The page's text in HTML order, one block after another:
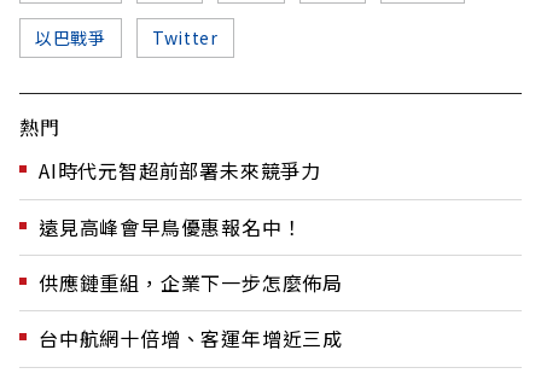
以巴戰爭 Twitter
熱門
AI時代元智超前部署未來競爭力
遠見高峰會早鳥優惠報名中！
供應鏈重組，企業下一步怎麼佈局
台中航網十倍增、客運年增近三成